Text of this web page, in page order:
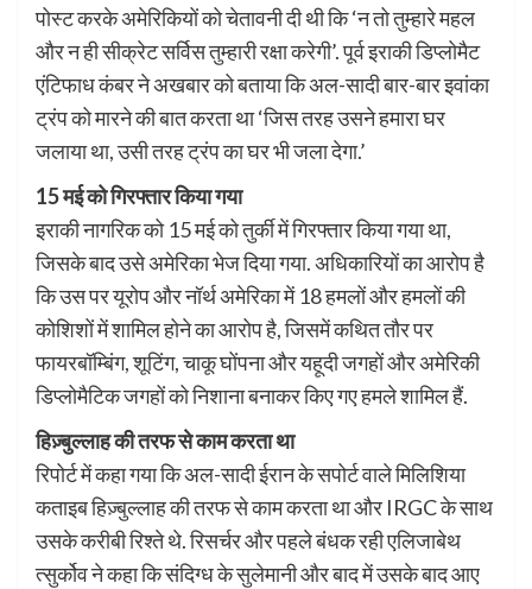
पोस्ट करके अमेरिकियों को चेतावनी दी थी कि ‘न तो तुम्हारे महल
और न ही सीक्रेट सर्विस तुम्हारी रक्षा करेगी’. पूर्व इराकी डिप्लोमैट
एंटिफाध कंबर ने अखबार को बताया कि अल-सादी बार-बार इवांका
ट्रंप को मारने की बात करता था ‘जिस तरह उसने हमारा घर
जलाया था, उसी तरह ट्रंप का घर भी जला देगा.’
15 मई को गिरफ्तार किया गया
इराकी नागरिक को 15 मई को तुर्की में गिरफ्तार किया गया था,
जिसके बाद उसे अमेरिका भेज दिया गया. अधिकारियों का आरोप है
कि उस पर यूरोप और नॉर्थ अमेरिका में 18 हमलों और हमलों की
कोशिशों में शामिल होने का आरोप है, जिसमें कथित तौर पर
फायरबॉम्बिंग, शूटिंग, चाकू घोंपना और यहूदी जगहों और अमेरिकी
डिप्लोमैटिक जगहों को निशाना बनाकर किए गए हमले शामिल हैं.
हिज़्बुल्लाह की तरफ से काम करता था
रिपोर्ट में कहा गया कि अल-सादी ईरान के सपोर्ट वाले मिलिशिया
कताइब हिज़्बुल्लाह की तरफ से काम करता था और IRGC के साथ
उसके करीबी रिश्ते थे. रिसर्चर और पहले बंधक रही एलिजाबेथ
त्सुर्कोव ने कहा कि संदिग्ध के सुलेमानी और बाद में उसके बाद आए